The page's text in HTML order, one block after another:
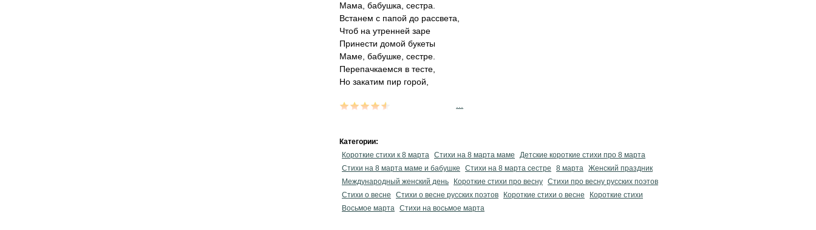
Мама, бабушка, сестра.
Встанем с папой до рассвета,
Чтоб на утренней заре
Принести домой букеты
Маме, бабушке, сестре.
Перепачкаемся в тесте,
Но закатим пир горой,
Категории:
Короткие стихи к 8 марта Стихи на 8 марта маме
Детские короткие стихи про 8 марта
Стихи на 8 марта маме и бабушке
Стихи на 8 марта сестре 8 марта Женский праздник
Международный женский день
Короткие стихи про весну Стихи про весну русских поэтов
Стихи о весне
Стихи о весне русских поэтов Короткие стихи о весне
Короткие стихи
Восьмое марта Стихи на восьмое марта